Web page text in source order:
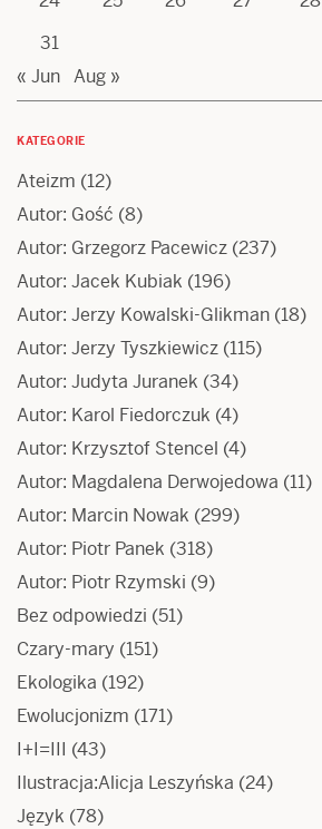
31
« Jun Aug »
KATEGORIE
Ateizm (12)
Autor: Gość (8)
Autor: Grzegorz Pacewicz (237)
Autor: Jacek Kubiak (196)
Autor: Jerzy Kowalski-Glikman (18)
Autor: Jerzy Tyszkiewicz (115)
Autor: Judyta Juranek (34)
Autor: Karol Fiedorczuk (4)
Autor: Krzysztof Stencel (4)
Autor: Magdalena Derwojedowa (11)
Autor: Marcin Nowak (299)
Autor: Piotr Panek (318)
Autor: Piotr Rzymski (9)
Bez odpowiedzi (51)
Czary-mary (151)
Ekologika (192)
Ewolucjonizm (171)
I+I=III (43)
Ilustracja:Alicja Leszyńska (24)
Język (78)